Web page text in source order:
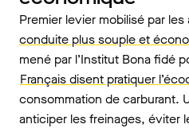
Premier levier mobilisé par
conduite plus souple et
mené par l’Institut Bona fidé
Français disent pratiquer
consommation de carburant.
anticiper les freinages, éviter